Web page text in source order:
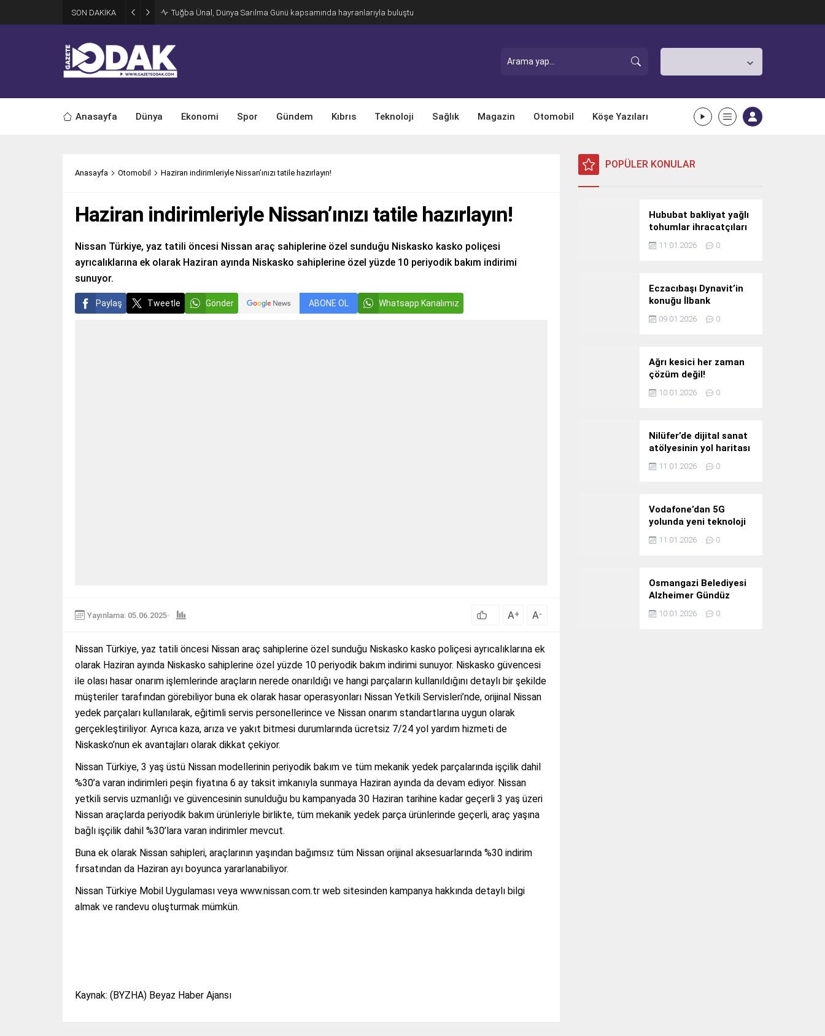
SON DAKİKA Tuğba Ünal, Dünya Sarılma Günü kapsamında hayranlarıyla buluştu
Anasayfa Dünya Ekonomi Spor Gündem Kıbrıs Teknoloji Sağlık Magazin Otomobil Köşe Yazıları
Anasayfa Otomobil Haziran indirimleriyle Nissan’ınızı tatile hazırlayın!
Haziran indirimleriyle Nissan’ınızı tatile hazırlayın!
Nissan Türkiye, yaz tatili öncesi Nissan araç sahiplerine özel sunduğu Niskasko kasko poliçesi
ayrıcalıklarına ek olarak Haziran ayında Niskasko sahiplerine özel yüzde 10 periyodik bakım indirimi
sunuyor.
Paylaş Tweetle Gönder ABONE OL Whatsapp Kanalımız
Yayınlama: 05.06.2025 A+ A-
Nissan Türkiye, yaz tatili öncesi Nissan araç sahiplerine özel sunduğu Niskasko kasko poliçesi ayrıcalıklarına ek
olarak Haziran ayında Niskasko sahiplerine özel yüzde 10 periyodik bakım indirimi sunuyor. Niskasko güvencesi
ile olası hasar onarım işlemlerinde araçların nerede onarıldığı ve hangi parçaların kullanıldığını detaylı bir şekilde
müşteriler tarafından görebiliyor buna ek olarak hasar operasyonları Nissan Yetkili Servisleri’nde, orijinal Nissan
yedek parçaları kullanılarak, eğitimli servis personellerince ve Nissan onarım standartlarına uygun olarak
gerçekleştiriliyor. Ayrıca kaza, arıza ve yakıt bitmesi durumlarında ücretsiz 7/24 yol yardım hizmeti de
Niskasko’nun ek avantajları olarak dikkat çekiyor.
Nissan Türkiye, 3 yaş üstü Nissan modellerinin periyodik bakım ve tüm mekanik yedek parçalarında işçilik dahil
%30’a varan indirimleri peşin fiyatına 6 ay taksit imkanıyla sunmaya Haziran ayında da devam ediyor. Nissan
yetkili servis uzmanlığı ve güvencesinin sunulduğu bu kampanyada 30 Haziran tarihine kadar geçerli 3 yaş üzeri
Nissan araçlarda periyodik bakım ürünleriyle birlikte, tüm mekanik yedek parça ürünlerinde geçerli, araç yaşına
bağlı işçilik dahil %30’lara varan indirimler mevcut.
Buna ek olarak Nissan sahipleri, araçlarının yaşından bağımsız tüm Nissan orijinal aksesuarlarında %30 indirim
fırsatından da Haziran ayı boyunca yararlanabiliyor.
Nissan Türkiye Mobil Uygulaması veya www.nissan.com.tr web sitesinden kampanya hakkında detaylı bilgi
almak ve randevu oluşturmak mümkün.
Kaynak: (BYZHA) Beyaz Haber Ajansı
POPÜLER KONULAR
Hububat bakliyat yağlı
tohumlar ihracatçıları
Güney Kore yolcusu
11.01.2026 0
Eczacıbaşı Dynavit’in
konuğu İlbank
09.01.2026 0
Ağrı kesici her zaman
çözüm değil!
10.01.2026 0
Nilüfer’de dijital sanat
atölyesinin yol haritası
konuşuldu
11.01.2026 0
Vodafone’dan 5G
yolunda yeni teknoloji
yatırımı
11.01.2026 0
Osmangazi Belediyesi
Alzheimer Gündüz
Bakım Evi 3. Yılını
Kutladı
10.01.2026 0